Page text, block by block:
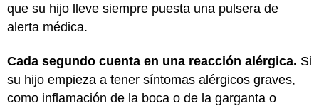
que su hijo lleve siempre puesta una pulsera de
alerta médica.
Cada segundo cuenta en una reacción alérgica. Si
su hijo empieza a tener síntomas alérgicos graves,
como inflamación de la boca o de la garganta o